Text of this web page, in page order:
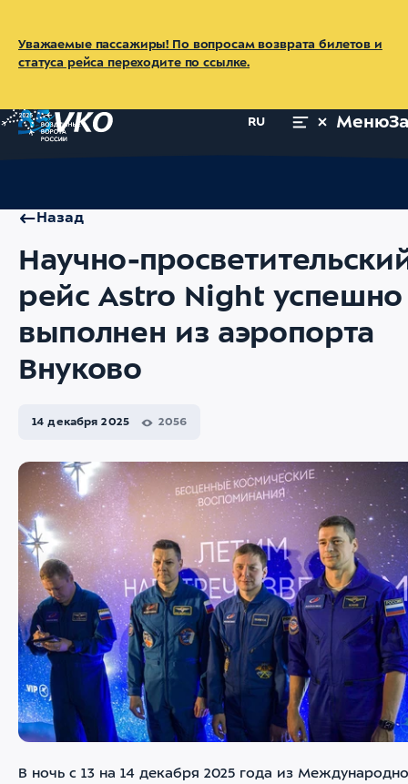
Уважаемые пассажиры! По вопросам возврата билетов и
статуса рейса переходите по ссылке.
RU Меню
Назад
Научно-
рейс Astro Night успешно
выполнен из аэропорта
Внуково
14 декабря 2025 2056
В ночь с 13 на 14 декабря 2025 года из